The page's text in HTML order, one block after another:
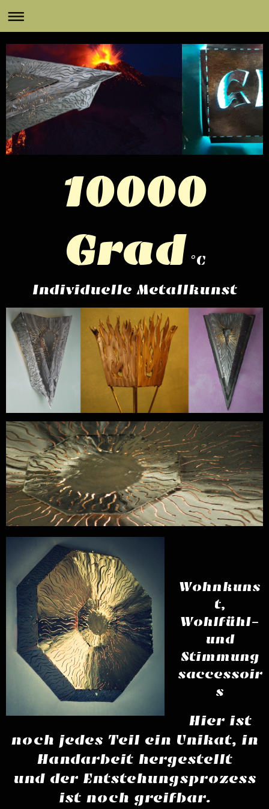
10000
Grad °C
Individuelle Metallkunst
Wohnkuns
t,
Wohlfühl-
und
Stimmung
saccessoir
s
Hier ist
noch jedes Teil ein Unikat, in
Handarbeit hergestellt
und der Entstehungsprozess
ist noch greifbar.